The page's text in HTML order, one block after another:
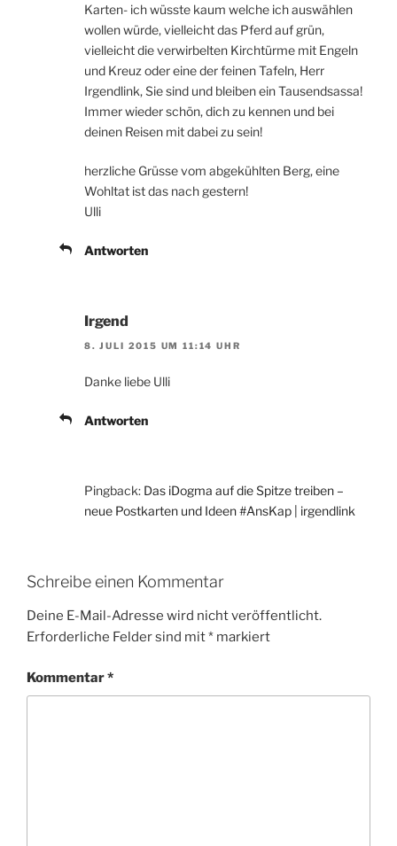
Karten- ich wüsste kaum welche ich auswählen
wollen würde, vielleicht das Pferd auf grün,
vielleicht die verwirbelten Kirchtürme mit Engeln
und Kreuz oder eine der feinen Tafeln, Herr
Irgendlink, Sie sind und bleiben ein Tausendsassa!
Immer wieder schön, dich zu kennen und bei
deinen Reisen mit dabei zu sein!
herzliche Grüsse vom abgekühlten Berg, eine
Wohltat ist das nach gestern!
Ulli
Antworten
Irgend
8. JULI 2015 UM 11:14 UHR
Danke liebe Ulli
Antworten
Pingback: Das iDogma auf die Spitze treiben –
neue Postkarten und Ideen #AnsKap | irgendlink
Schreibe einen Kommentar
Deine E-Mail-Adresse wird nicht veröffentlicht.
Erforderliche Felder sind mit* markiert
Kommentar*